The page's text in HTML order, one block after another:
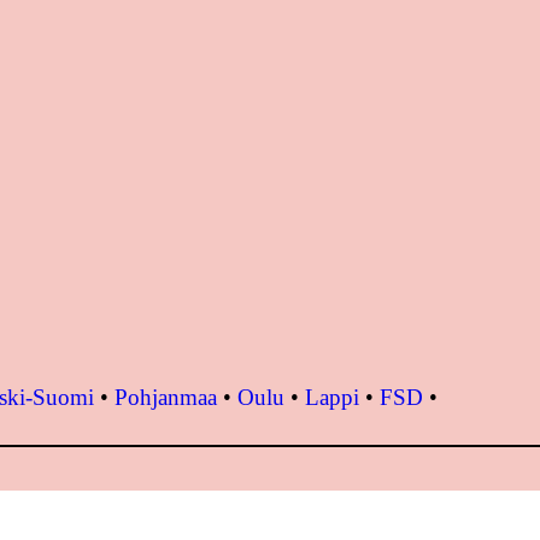
Suomi • Pohjanmaa • Oulu • Lappi • FSD •